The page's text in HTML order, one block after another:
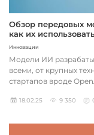
Обзор передовых
как их
Инновации
Модели ИИ
всеми, от крупных
стартапов вроде
18.02.25 9 350